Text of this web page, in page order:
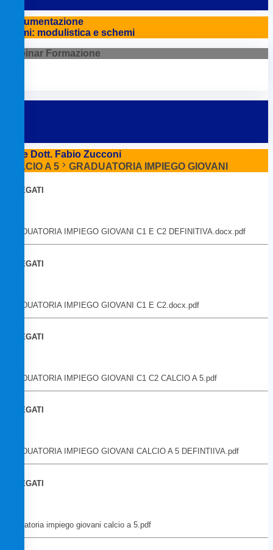
Documentazione
Premi: modulistica e schemi
Webinar Formazione
Slide Dott. Fabio Zucconi
CALCIO A 5
GRADUATORIA IMPIEGO GIOVANI
ALLEGATI
GRADUATORIA IMPIEGO GIOVANI C1 E C2 DEFINITIVA.docx.pdf
ALLEGATI
GRADUATORIA IMPIEGO GIOVANI C1 E C2.docx.pdf
ALLEGATI
GRADUATORIA IMPIEGO GIOVANI C1 C2 CALCIO A 5.pdf
ALLEGATI
GRADUATORIA IMPIEGO GIOVANI CALCIO A 5 DEFINTIIVA.pdf
ALLEGATI
graduatoria impiego giovani calcio a 5.pdf